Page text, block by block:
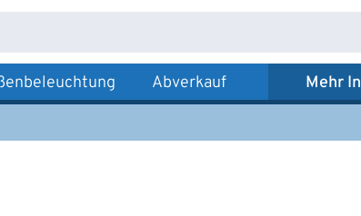
Abverkauf Mehr